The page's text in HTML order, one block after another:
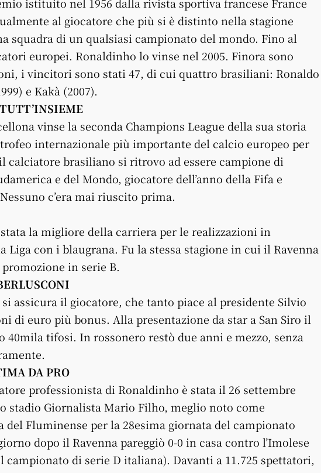
al giocatore che più si è distinto nella stagione
squadra di un qualsiasi campionato del mondo. Fino al
europei. Ronaldinho lo vinse nel 2005. Finora sono
i vincitori sono stati 47, di cui quattro brasiliani: Ronaldo
e Kakà (2007).
vinse la seconda Champions League della sua storia
internazionale più importante del calcio europeo per
calciatore brasiliano si ritrovo ad essere campione di
e del Mondo, giocatore dell’anno della Fifa e
c’era mai riuscito prima.
stata la migliore della carriera per le realizzazioni in
Liga con i blaugrana. Fu la stessa stagione in cui il Ravenna
in serie B.
si assicura il giocatore, che tanto piace al presidente Silvio
di euro più bonus. Alla presentazione da star a San Siro il
40mila tifosi. In rossonero restò due anni e mezzo, senza
DA PRO
professionista di Ronaldinho è stata il 26 settembre
stadio Giornalista Mario Filho, meglio noto come
del Fluminense per la 28esima giornata del campionato
dopo il Ravenna pareggiò 0-0 in casa contro l’Imolese
di serie D italiana). Davanti a 11.725 spettatori,